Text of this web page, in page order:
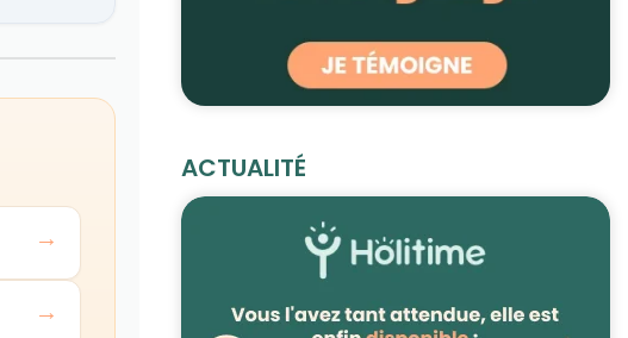
→
→
ACTUALITÉ